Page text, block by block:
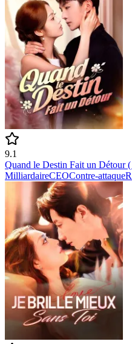
9.1
Quand le Destin Fait un Détour
MilliardaireCEOContre-attaque